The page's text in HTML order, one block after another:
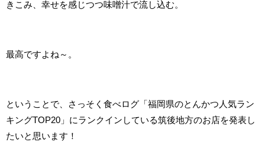
きこみ、幸せを感じつつ味噌汁で流し込む。
最高ですよね～。
ということで、さっそく食べログ「福岡県のとんかつ人気ラン
キングTOP20」にランクインしている筑後地方のお店を発表し
たいと思います！